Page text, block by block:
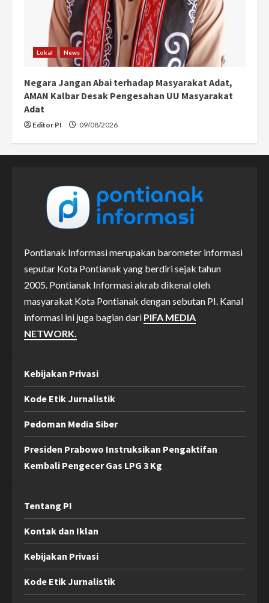
Lokal News
Negara Jangan Abai terhadap Masyarakat Adat,
AMAN Kalbar Desak Pengesahan UU Masyarakat
Adat
Editor PI 09/08/2026
Pontianak Informasi merupakan barometer informasi
seputar Kota Pontianak yang berdiri sejak tahun
2005. Pontianak Informasi akrab dikenal oleh
masyarakat Kota Pontianak dengan sebutan PI. Kanal
informasi ini juga bagian dari PIFA MEDIA
NETWORK.
Kebijakan Privasi
Kode Etik Jurnalistik
Pedoman Media Siber
Presiden Prabowo Instruksikan Pengaktifan
Kembali Pengecer Gas LPG 3 Kg
Tentang PI
Kontak dan Iklan
Kebijakan Privasi
Kode Etik Jurnalistik